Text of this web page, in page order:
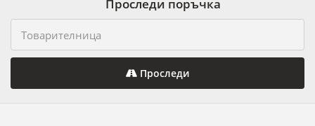
Проследи поръчка
Проследи